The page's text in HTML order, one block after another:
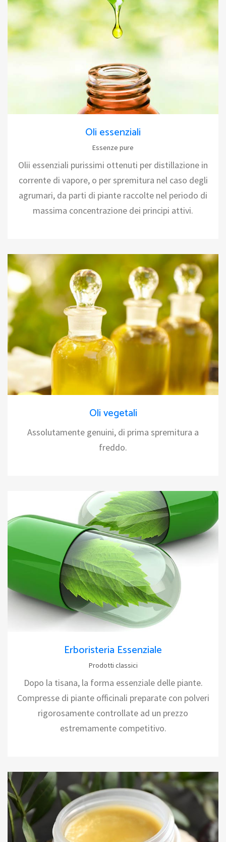
Oli essenziali
Essenze pure
Olii essenziali purissimi ottenuti per distillazione in
corrente di vapore, o per spremitura nel caso degli
agrumari, da parti di piante raccolte nel periodo di
massima concentrazione dei principi attivi.
Oli vegetali
Assolutamente genuini, di prima spremitura a
freddo.
Erboristeria Essenziale
Prodotti classici
Dopo la tisana, la forma essenziale delle piante.
Compresse di piante officinali preparate con polveri
rigorosamente controllate ad un prezzo
estremamente competitivo.